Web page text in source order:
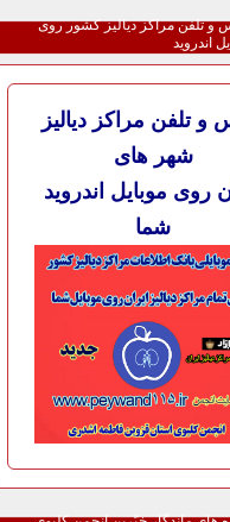
و تلفن مراکز دیالیز کشور روی
اندروید
و تلفن مراکز دیالیز
شهر های
روی موبایل اندروید
شما